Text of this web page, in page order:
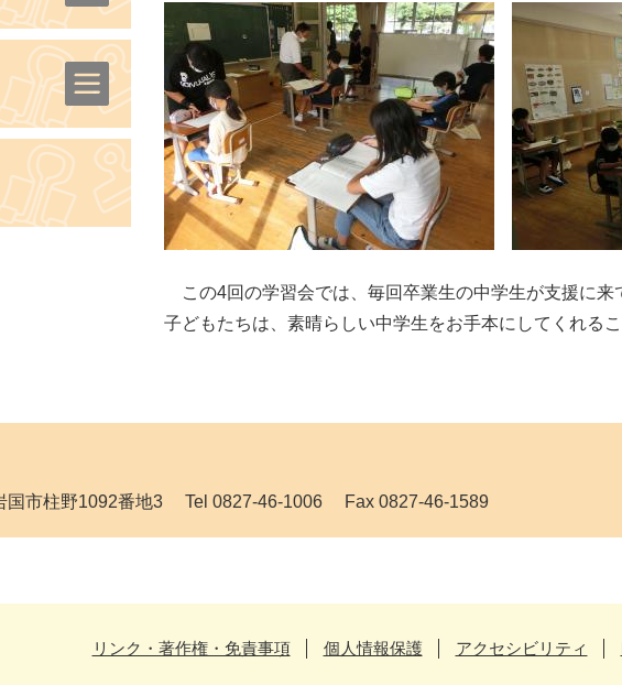
この4回の学習会では、毎回卒業生の中学生が支援に来
子どもたちは、素晴らしい中学生をお手本にしてくれるこ
市柱野1092番地3 Tel 0827-46-1006 Fax 0827-46-1589
リンク・著作権・免責事項 個人情報保護 アクセシビリティ